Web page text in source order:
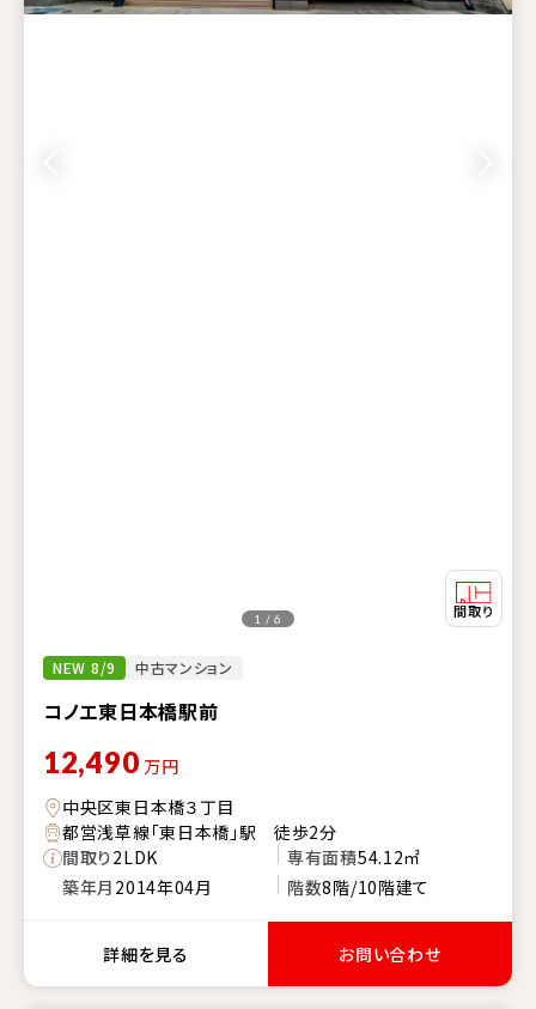
NEW 8/9 中古マンション
コノエ東日本橋駅前
1 / 6
12,490 万円
中央区東日本橋３丁目
都営浅草線「東日本橋」駅 徒歩2分
間取り2LDK 専有面積54.12㎡
築年月 2014年04月 階数8階/10階建て
詳細を見る お問い合わせ